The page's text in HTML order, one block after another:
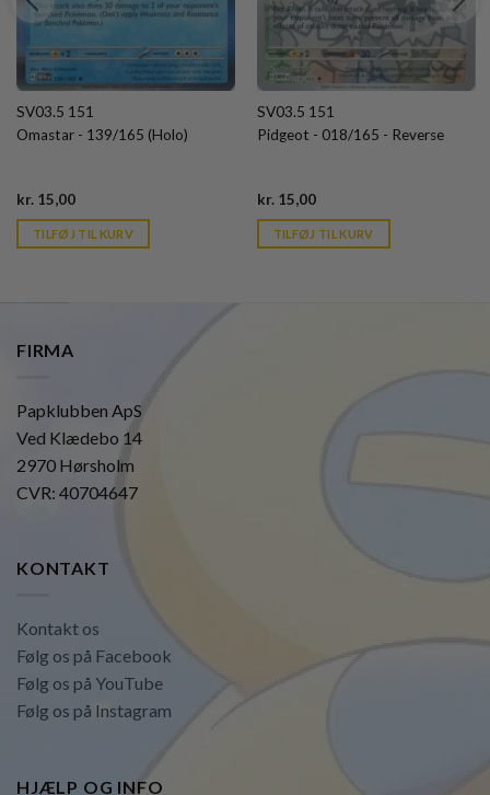
SV03.5 151
Omastar - 139/165 (Holo)
kr. 15,00Current
is:
kr. 39,95.
TILFØJ TIL KURV
SV03.5 151
Pidgeot - 018/165 - Reverse
kr.15,00Current
is:
kr. 39,95.
TILFØJ TIL KURV
FIRMA
Papklubben ApS
Ved Klædebo 14
2970 Hørsholm
CVR: 40704647
KONTAKT
Kontakt os
Følg os på Facebook
Følg os på YouTube
Følg os på Instagram
HJÆLP OG INFO